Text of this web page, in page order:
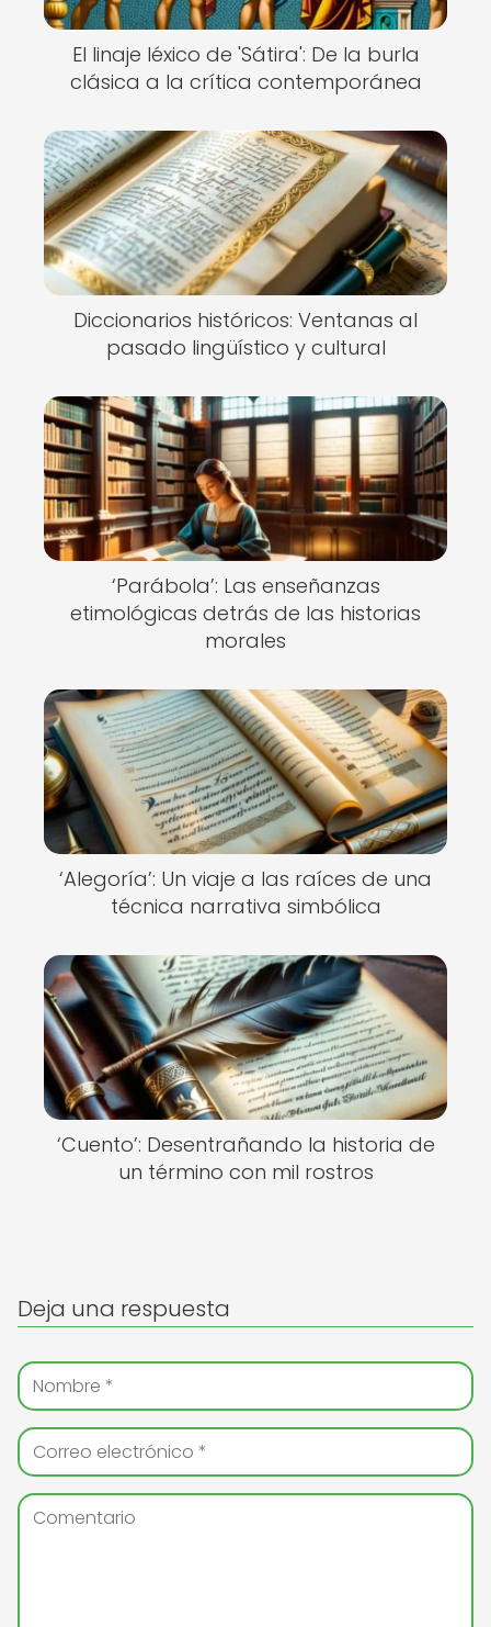
El linaje léxico de 'Sátira': De la burla
clásica a la crítica contemporánea
Diccionarios históricos: Ventanas al
pasado lingüístico y cultural
‘Parábola’: Las enseñanzas
etimológicas detrás de las historias
morales
‘Alegoría’: Un viaje a las raíces de una
técnica narrativa simbólica
‘Cuento’: Desentrañando la historia de
un término con mil rostros
Deja una respuesta